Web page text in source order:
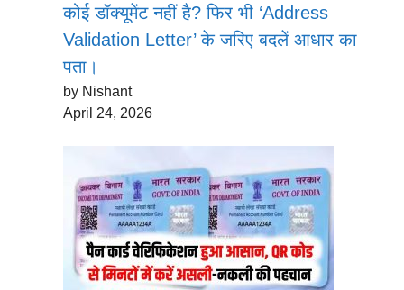
कोई डॉक्यूमेंट नहीं है? फिर भी ‘Address
Validation Letter’ के जरिए बदलें आधार का
पता।
by Nishant
April 24, 2026